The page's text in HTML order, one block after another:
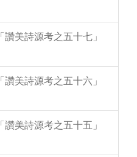
美詩源考之五十七」
美詩源考之五十六」
美詩源考之五十五」